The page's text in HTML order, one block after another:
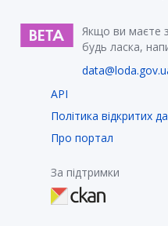
Якщо ви маєте
будь ласка,
API
Політика відкритих
Про портал
За підтримки